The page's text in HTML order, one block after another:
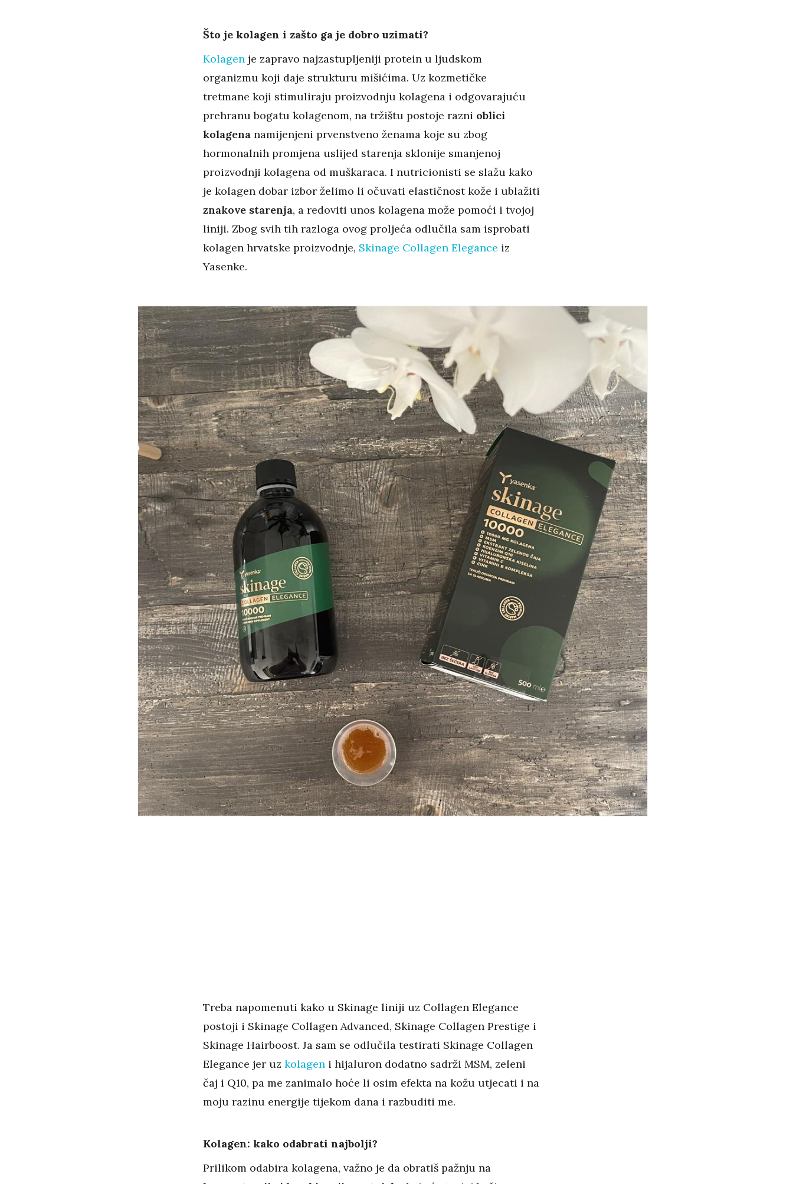
Što je kolagen i zašto ga je dobro uzimati?
Kolagen je zapravo najzastupljeniji protein u ljudskom
organizmu koji daje strukturu mišićima. Uz kozmetičke
tretmane koji stimuliraju proizvodnju kolagena i odgovarajuću
prehranu bogatu kolagenom, na tržištu postoje razni oblici
kolagenanamijenjeni prvenstveno ženama koje su zbog
hormonalnih promjena uslijed starenja sklonije smanjenoj
proizvodnji kolagena od muškaraca. I nutricionisti se slažu kako
je kolagen dobar izbor želimo li očuvati elastičnost kože i ublažiti
znakove starenja, a redoviti unos kolagena može pomoći i tvojoj
liniji. Zbog svih tih razloga ovog proljeća odlučila sam isprobati
kolagen hrvatske proizvodnje, Skinage Collagen Elegance iz
Yasenke.
Treba napomenuti kako u Skinage liniji uz Collagen Elegance
postoji i Skinage Collagen Advanced, Skinage Collagen Prestige i
Skinage Hairboost. Ja sam se odlučila testirati Skinage Collagen
Elegance jer uz kolagen i hijaluron dodatno sadrži MSM, zeleni
čaj i Q10, pa me zanimalo hoće li osim efekta na kožu utjecati i na
moju razinu energije tijekom dana i razbuditi me.
Kolagen: kako odabrati najbolji?
Prilikom odabira kolagena, važno je da obratiš pažnju na